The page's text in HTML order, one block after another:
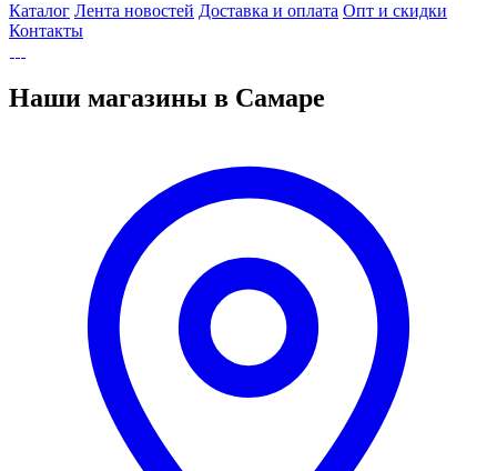
Каталог Лента новостей Доставка и оплата Опт и скидки
Контакты
Наши магазины в Самаре